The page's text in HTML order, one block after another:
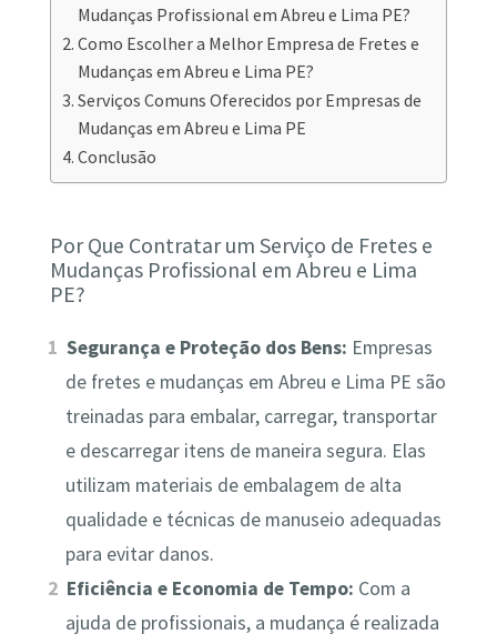
Mudanças Profissional em Abreu e Lima PE?
Como Escolher a Melhor Empresa de Fretes e
Mudanças em Abreu e Lima PE?
Serviços Comuns Oferecidos por Empresas de
Mudanças em Abreu e Lima PE
Conclusão
Por Que Contratar um Serviço de Fretes e
Mudanças Profissional em Abreu e Lima
PE?
Segurança e Proteção dos Bens: Empresas
de fretes e mudanças em Abreu e Lima PE são
treinadas para embalar, carregar, transportar
e descarregar itens de maneira segura. Elas
utilizam materiais de embalagem de alta
qualidade e técnicas de manuseio adequadas
para evitar danos.
Eficiência e Economia de Tempo: Com a
ajuda de profissionais, a mudança é realizada